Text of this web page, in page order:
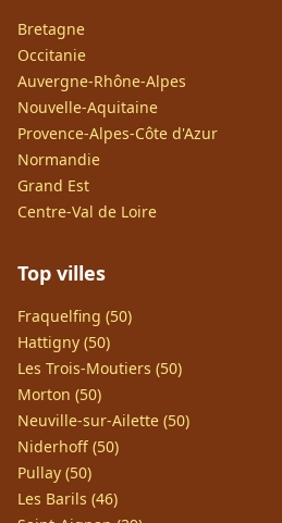
Bretagne
Occitanie
Auvergne-Rhône-Alpes
Nouvelle-Aquitaine
Provence-Alpes-Côte d'Azur
Normandie
Grand Est
Centre-Val de Loire
Top villes
Fraquelfing (50)
Hattigny (50)
Les Trois-Moutiers (50)
Morton (50)
Neuville-sur-Ailette (50)
Niderhoff (50)
Pullay (50)
Les Barils (46)